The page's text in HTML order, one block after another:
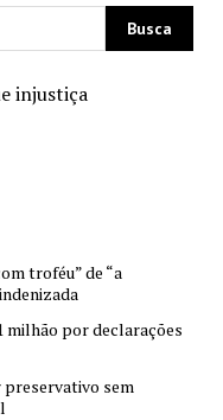
injustiça
troféu” de “a
milhão por declarações
sem